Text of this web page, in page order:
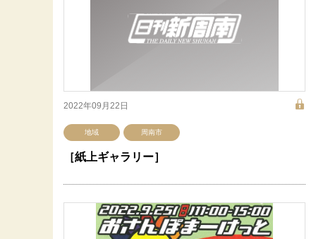
2022年09月22日
地域 周南市
［紙上ギャラリー］